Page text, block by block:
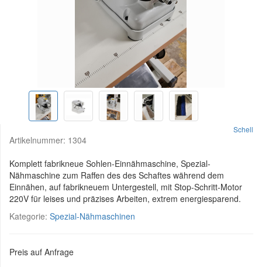
Schell
Artikelnummer: 1304
Komplett fabrikneue Sohlen-Einnähmaschine, Spezial-
Nähmaschine zum Raffen des des Schaftes während dem
Einnähen, auf fabrikneuem Untergestell, mit Stop-Schritt-Motor
220V für leises und präzises Arbeiten, extrem energiesparend.
Kategorie: Spezial-Nähmaschinen
Preis auf Anfrage